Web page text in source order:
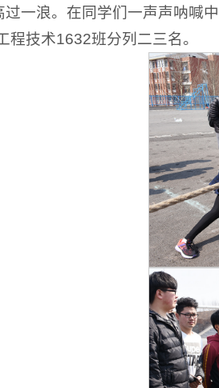
一浪。在同学们一声声呐喊
程技术1632班分列二三名。